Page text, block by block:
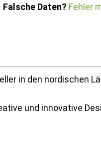
Falsche Daten? Fehler
in den nordischen
und innovative